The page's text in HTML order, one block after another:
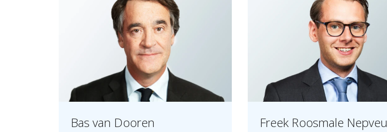
Bas van Dooren Freek Roosmale Nepveu